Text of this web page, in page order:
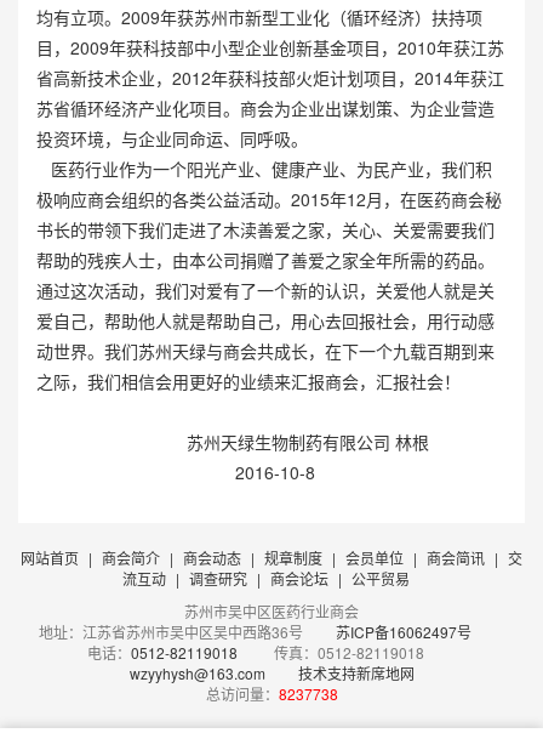
均有立项。2009年获苏州市新型工业化（循环经济）扶持项
目，2009年获科技部中小型企业创新基金项目，2010年获江苏
省高新技术企业，2012年获科技部火炬计划项目，2014年获江
苏省循环经济产业化项目。商会为企业出谋划策、为企业营造
投资环境，与企业同命运、同呼吸。
医药行业作为一个阳光产业、健康产业、为民产业，我们积
极响应商会组织的各类公益活动。2015年12月，在医药商会秘
书长的带领下我们走进了木渎善爱之家，关心、关爱需要我们
帮助的残疾人士，由本公司捐赠了善爱之家全年所需的药品。
通过这次活动，我们对爱有了一个新的认识，关爱他人就是关
爱自己，帮助他人就是帮助自己，用心去回报社会，用行动感
动世界。我们苏州天绿与商会共成长，在下一个九载百期到来
之际，我们相信会用更好的业绩来汇报商会，汇报社会！
苏州天绿生物制药有限公司 林根
2016-10-8
网站首页 | 商会简介 | 商会动态 | 规章制度 | 会员单位 | 商会简讯 | 交
流互动 | 调查研究 | 商会论坛 | 公平贸易
苏州市吴中区医药行业商会
地址：江苏省苏州市吴中区吴中西路36号
苏ICP备16062497号
电话： 0512-82119018 传真：0512-82119018
wzyyhysh@163.com
技术支持新席地网
总访问量： 8237738